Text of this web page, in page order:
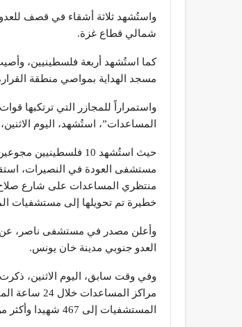
واستُشهد ثلاثة أشقاء في قصف
شمالي قطاع غزة.
كما استُشهد أربعة فلسطينيين،
مسجد الهداية بمواصي منطقة
واستمراراً للمجازر التي ترتكبها
المساعدات”، استُشهد، اليوم الاثنين، 13 فلسطينياً وأصيب آخرون بنيران جيش العدو.
حيث استُشهد 10
خطيرة تم تحويلها إلى مستشفيات
وأعلن مصدر في مستشفى ناصر، عن
العدو جنوبي مدينة خان يونس.
وفي وقت سابق، اليوم الاثنين،
المستشفيات إلى 467 شهيدا وأكثر من 3,602 إصابة.